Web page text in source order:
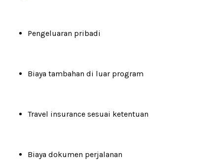
Pengeluaran pribadi
Biaya tambahan di luar program
Travel insurance sesuai ketentuan
Biaya dokumen perjalanan